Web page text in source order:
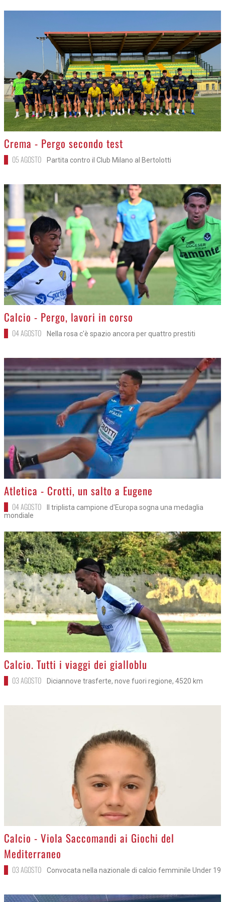
>
Crema - Pergo secondo test
05 AGOSTO Partita contro il Club Milano al Bertolotti
>
Calcio - Pergo, lavori in corso
04 AGOSTO Nella rosa c'è spazio ancora per quattro prestiti
>
Atletica - Crotti, un salto a Eugene
04 AGOSTO
Il triplista campione d'Europa sogna una medaglia
mondiale
>
Calcio. Tutti i viaggi dei gialloblu
03 AGOSTO Diciannove trasferte, nove fuori regione, 4520 km
>
Calcio - Viola Saccomandi ai Giochi del
Mediterraneo
03 AGOSTO Convocata nella nazionale di calcio femminile Under 19